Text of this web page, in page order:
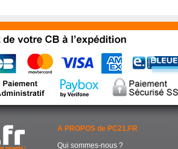
A PROPOS de PC21.FR
Qui sommes-nous ?